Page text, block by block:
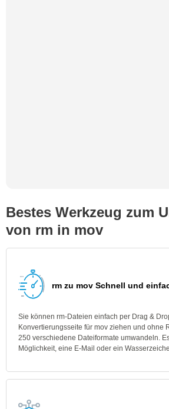
Bestes Werkzeug zum
von rm in mov
rm zu mov Schnell und
Sie können rm-Dateien einfach per Drag &
Konvertierungsseite für mov ziehen und ohne
250 verschiedene Dateiformate umwandeln.
Möglichkeit, eine E-Mail oder ein